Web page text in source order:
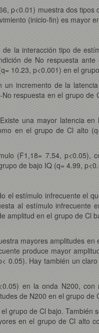
p<0.01) muestra dos
(inicio-fin) es mayor
la interacción tipo de
de No respuesta
10.23, p<0.001) en el
incremento de la
respuesta en el grupo
una mayor latencia
en el grupo de Cl alto
(F1,18= 7.54, p<0.05),
de bajo IQ (q= 4.99,
el estímulo infrecuente el
al estímulo infrecuente
amplitud en el grupo de Cl
mayores amplitudes
produce mayor
0.05). Hay también un
en la onda N200,
de N200 en el grupo de
grupo de Cl bajo. También
en el grupo de Cl alto